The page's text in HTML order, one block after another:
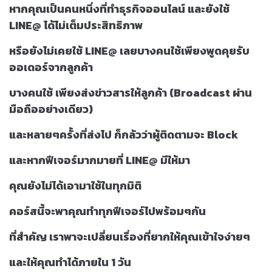
หากคุณเป็นคนหนึ่งที่ทำธุรกิจออนไลน์ และยังใช้
LINE@ ได้ไม่เต็มประสิทธิภาพ
หรือยังไม่เคยใช้ LINE@ เลยบางคนใช้เพียงพูดคุยรับ
ออเดอร์จากลูกค้า
บางคนใช้ เพียงส่งข่าวสารให้ลูกค้า (Broadcast ผ่าน
มือถืออย่างเดียว)
และหลายๆครั้งที่ส่งไป ก็กลัวว่าผู้ติดตามจะ Block
และหากฟีเจอร์มากมายที่ LINE@ มีให้มา
คุณยังไม่ได้เอามาใช้ในทุกมิติ
คอร์สนี้จะพาคุณทำทุกฟีเจอร์ไปพร้อมๆกัน
ที่สำคัญ เราพาจะเปลี่ยนเรื่องที่ยากให้คุณเข้าใจง่ายๆ
และให้คุณทำได้ภายใน 1 วัน